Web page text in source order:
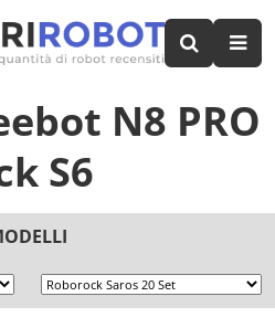
N8 PRO
S6